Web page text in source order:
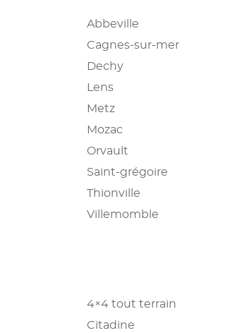
Abbeville
Cagnes-sur-mer
Dechy
Lens
Metz
Mozac
Orvault
Saint-grégoire
Thionville
Villemomble
4×4 tout terrain
Citadine